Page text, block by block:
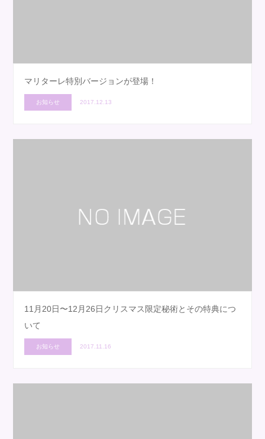
マリターレ特別バージョンが登場！
お知らせ 2017.12.13
11月20日〜12月26日クリスマス限定秘術とその特典につ
いて
お知らせ 2017.11.16